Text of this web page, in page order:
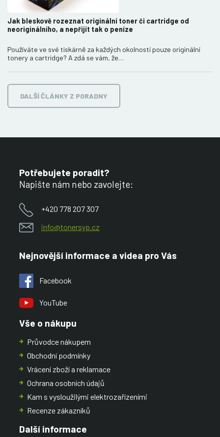
Jak bleskově rozeznat originální toner či cartridge od
neoriginálního, a nepřijít tak o peníze
Používáte ve své tiskárně za každých okolností pouze originální
tonery a cartridge? A zdá se vám, že…
DALŠÍ ČLÁNKY Z PORADNY
Potřebujete poradit?
Napište nám nebo zavolejte:
+420 778 207 307
info@tonersyp.cz
Nejnovější informace a videa pro Vás
Facebook
YouTube
Vše o nákupu
Průvodce nákupem
Obchodní podmínky
Vrácení zboží a reklamace
Ochrana osobních údajů
Kam s vysloužilými elektrozařízeními
Recenze zákazníků
Další informace